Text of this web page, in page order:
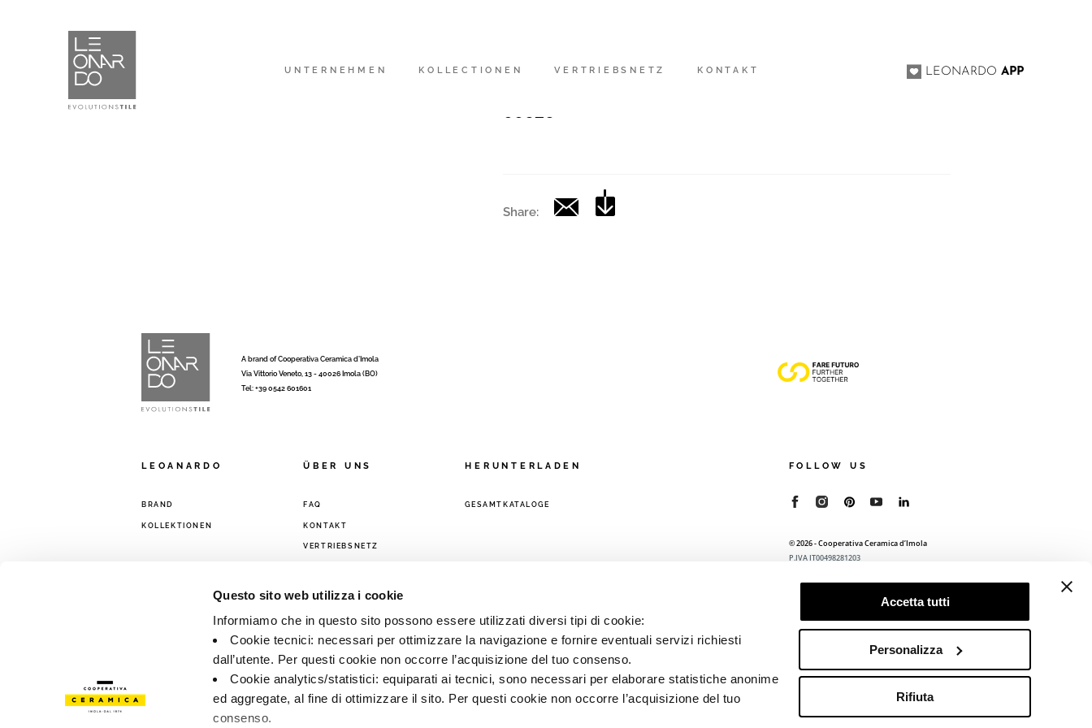
Questo sito web utilizza i cookie
Informiamo che in questo sito possono essere utilizzati diversi tipi di cookie:
Cookie tecnici: necessari per ottimizzare la navigazione e fornire eventuali servizi richiesti
dall’utente. Per questi cookie non occorre l’acquisizione del tuo consenso.
Cookie analytics/statistici: equiparati ai tecnici, sono necessari per elaborare statistiche anonime
ed aggregate, al fine di ottimizzare il sito. Per questi cookie non occorre l’acquisizione del tuo
consenso.
Accetta tutti
Personalizza
Rifiuta
UNTERNEHMEN KOLLECTIONEN VERTRIEBSNETZ KONTAKT LEONARDOAPP
00626
Share:
A brand of Cooperativa Ceramica d’Imola
Via Vittorio Veneto, 13 - 40026 Imola (BO)
Tel: +39 0542 601601
LEOANARDO
BRAND
KOLLEKTIONEN
ÜBER UNS
FAQ
KONTAKT
VERTRIEBSNETZ
HERUNTERLADEN
GESAMTKATALOGE
FOLLOW US
© 2026 - Cooperativa Ceramica d’Imola
P.IVA IT00498281203
R.E.A. BO 5545
Cookie policy—Preferenze